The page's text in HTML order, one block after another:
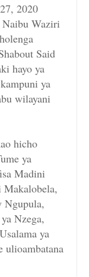
2020
Waziri
Said
hayo ya
ya
wilayani
hicho
ya
Madini
Ngupula,
Nzega,
ya
ulioambatana